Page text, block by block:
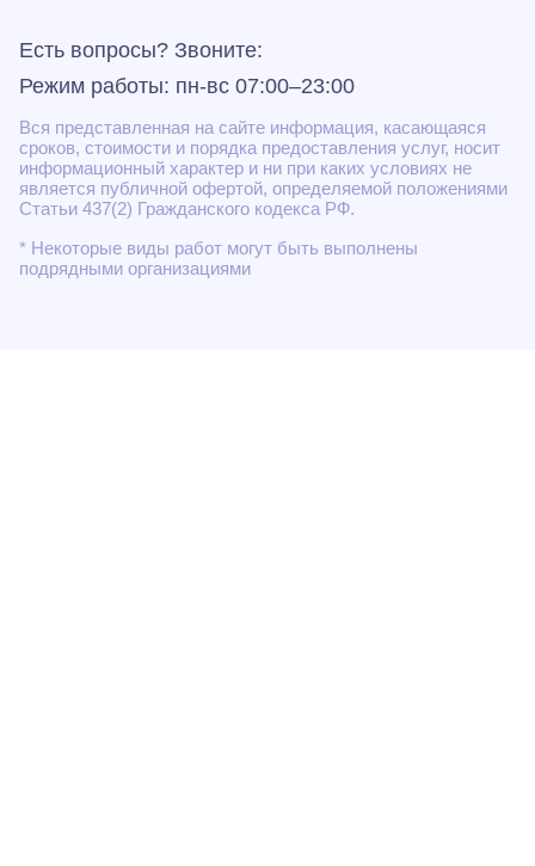
Есть вопросы? Звоните:
Режим работы: пн-вс 07:00–23:00
Вся представленная на сайте информация, касающаяся
сроков, стоимости и порядка предоставления услуг, носит
информационный характер и ни при каких условиях не
является публичной офертой, определяемой положениями
Статьи 437(2) Гражданского кодекса РФ.
* Некоторые виды работ могут быть выполнены
подрядными организациями